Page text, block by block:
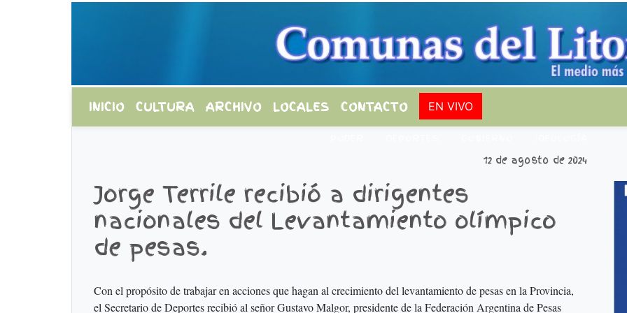
INICIO CULTURA ARCHIVO LOCALES CONTACTO EN VIVO
12 de agosto de 2024
Jorge Terrile recibió a dirigentes
nacionales del Levantamiento olímpico
de pesas.
Con el propósito de trabajar en acciones que hagan al crecimiento del levantamiento de pesas en la Provincia,
el Secretario de Deportes recibió al señor Gustavo Malgor, presidente de la Federación Argentina de Pesas